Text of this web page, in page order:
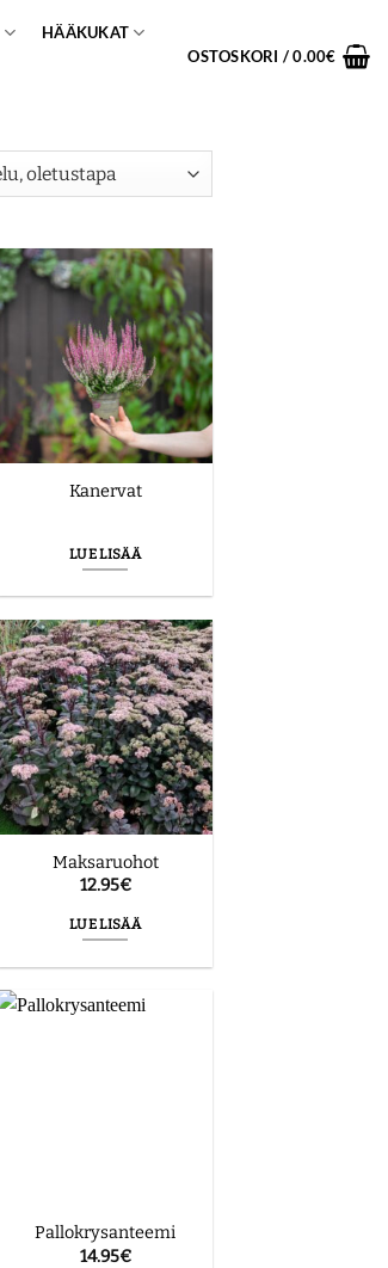
HÄÄKUKAT
OSTOSKORI /0.00€
Kanervat
LUE LISÄÄ
Maksaruohot
12.95€
LUE LISÄÄ
Pallokrysanteemi
14.95€